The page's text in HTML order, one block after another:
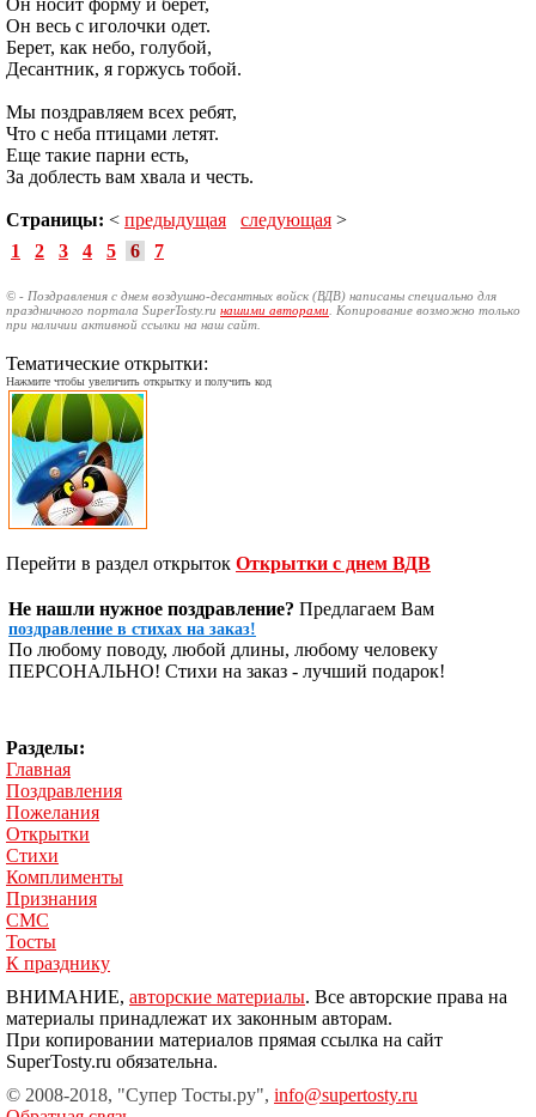
Он носит форму и берет,
Он весь с иголочки одет.
Берет, как небо, голубой,
Десантник, я горжусь тобой.
Мы поздравляем всех ребят,
Что с неба птицами летят.
Еще такие парни есть,
За доблесть вам хвала и честь.
Страницы: < предыдущая следующая >
1
2 3 4 5 6 7
© - Поздравления с днем воздушно-десантных войск (ВДВ) написаны специально для
праздничного портала SuperTosty.ru нашими авторами . Копирование возможно только
при наличии активной ссылки на наш сайт.
Тематические открытки:
Нажмите чтобы увеличить открытку и получить код
Перейти в раздел открыток Открытки с днем ВДВ
Не нашли нужное поздравление? Предлагаем Вам
поздравление в стихах на заказ!
По любому поводу, любой длины, любому человеку
ПЕРСОНАЛЬНО! Стихи на заказ - лучший подарок!
Разделы:
Главная
Поздравления
Пожелания
Открытки
Стихи
Комплименты
Признания
СМС
Тосты
К празднику
ВНИМАНИЕ, авторские материалы. Все авторские права на
материалы принадлежат их законным авторам.
При копировании материалов прямая ссылка на сайт
SuperTosty.ru обязательна.
© 2008-2018, "Супер Тосты.ру", info@supertosty.ru